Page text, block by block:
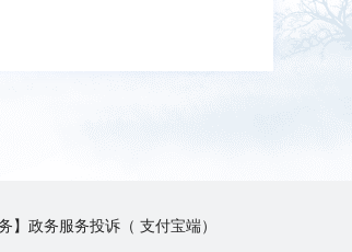
】政务服务投诉（ 支付宝端）